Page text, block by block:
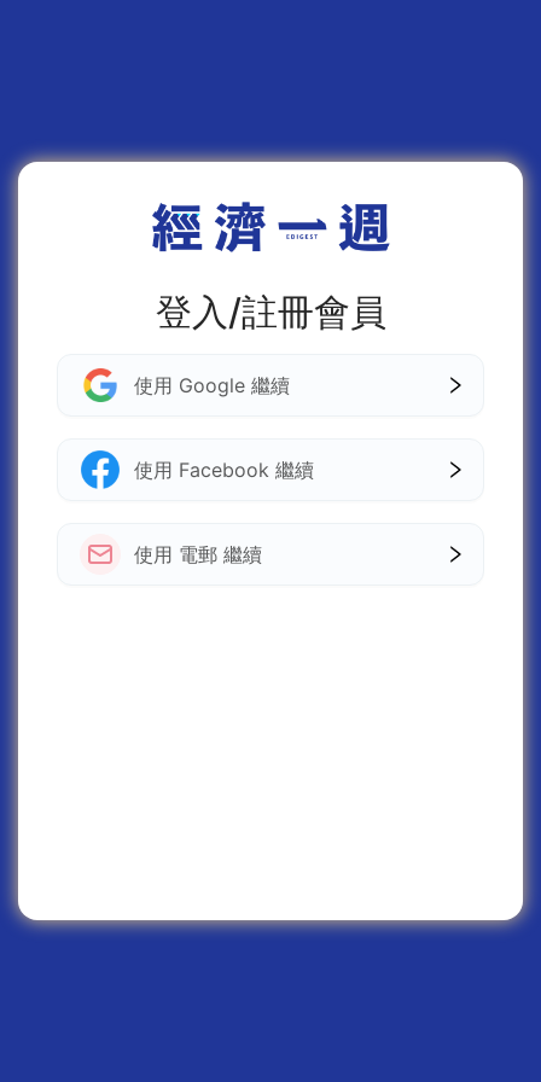
登入/註冊會員
使用 Google 繼續
使用 Facebook 繼續
使用 電郵 繼續